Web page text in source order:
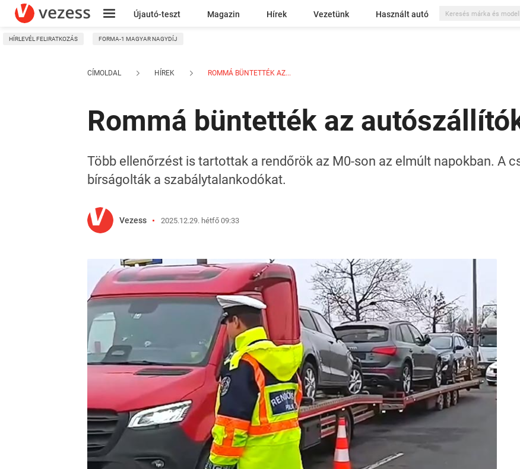
Újautó-teszt Magazin Hírek Vezetünk Használt autó
Kresz
HÍRLEVÉL FELIRATKOZÁS FORMA-1 MAGYAR NAGYDÍJ
CÍMOLDAL HÍREK ROMMÁ BÜNTETTÉK AZ...
Rommá büntették az
Több ellenőrzést is tartottak a rendőrök az M0-son az elmúlt napokban. A
bírságolták a szabálytalankodókat.
Vezess 2025.12.29. hétfő 09:33